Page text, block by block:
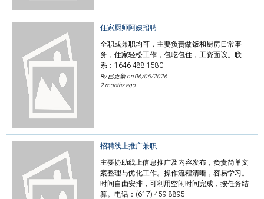
住家厨师阿姨招聘
全职或兼职均可，主要负责做饭和厨房日常事
务，住家轻松工作，包吃包住，工资面议。联
系：1646 488 1580
By 已更新 on06/06/2026
2 months ago
招聘线上推广兼职
主要协助线上信息推广及内容发布，负责简单文
案整理与优化工作。操作流程清晰，容易学习。
时间自由安排，可利用空闲时间完成，按任务结
算。电话：(617) 459-8895